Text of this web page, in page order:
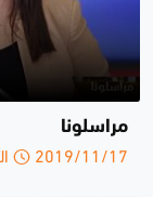
مراسلونا
2019/11/17 الأحد 19:03 م